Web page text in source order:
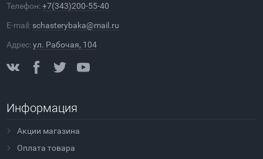
Телефон:+7(343)200-55-40
E-mail: schasterybaka@mail.ru
Адрес:ул. Рабочая, 104
Информация
Акции магазина
Оплата товара